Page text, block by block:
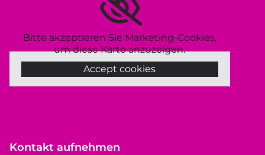
Bitte akzeptieren Sie Marketing-Cookies,
um diese Karte anzuzeigen.
Accept cookies
Kontakt aufnehmen